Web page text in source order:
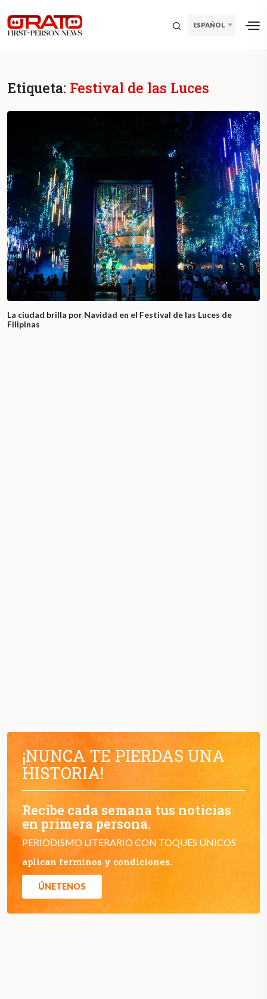
ESPAÑOL
Etiqueta: Festival de las Luces
La ciudad brilla por Navidad en el Festival de las Luces de
Filipinas
¡NUNCA TE PIERDAS UNA
HISTORIA!
Recibe cada semana tus noticias
en primera persona.
PERIODISMO LITERARIO CON TOQUES ÚNICOS
aplican terminos y condiciones.
ÚNETENOS